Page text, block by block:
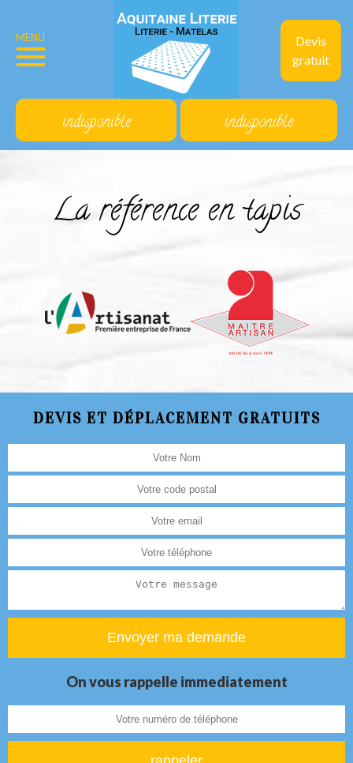
Devis
gratuit
MENU
indisponible indisponible
La référence en tapis
DEVIS ET DÉPLACEMENT GRATUITS
On vous rappelle immediatement